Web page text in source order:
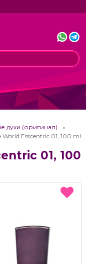
духи (оригинал)
World Esscentric 01, 100 ml
01, 100